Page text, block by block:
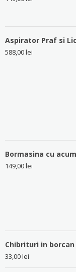
5.00stele
Aspirator Praf si
588,00lei
Bormasina cu
149,00lei
Chibrituri in borcan
33,00lei